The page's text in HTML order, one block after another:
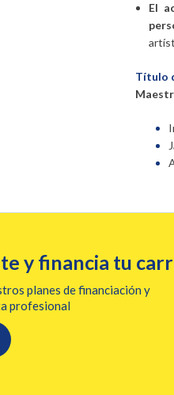
El
Título
y financia tu
planes de financiación y
profesional